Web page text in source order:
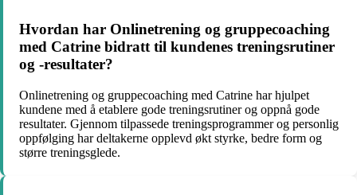
Hvordan har Onlinetrening og gruppecoaching
med Catrine bidratt til kundenes treningsrutiner
og -resultater?
Onlinetrening og gruppecoaching med Catrine har hjulpet
kundene med å etablere gode treningsrutiner og oppnå gode
resultater. Gjennom tilpassede treningsprogrammer og personlig
oppfølging har deltakerne opplevd økt styrke, bedre form og
større treningsglede.